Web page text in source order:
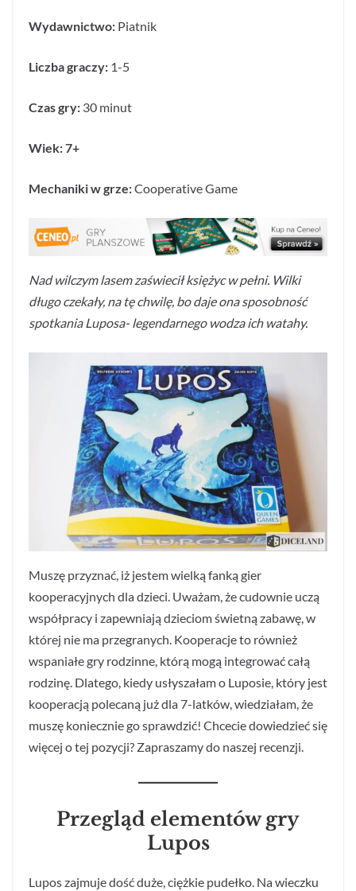
Wydawnictwo: Piatnik
Liczba graczy: 1-5
Czas gry: 30 minut
Wiek: 7+
Mechaniki w grze:Cooperative Game
Nad wilczym lasem zaświecił księżyc w pełni. Wilki
długo czekały, na tę chwilę, bo daje ona sposobność
spotkania Luposa- legendarnego wodza ich watahy.
Muszę przyznać, iż jestem wielką fanką gier
kooperacyjnych dla dzieci. Uważam, że cudownie uczą
współpracy i zapewniają dzieciom świetną zabawę, w
której nie ma przegranych. Kooperacje to również
wspaniałe gry rodzinne, którą mogą integrować całą
rodzinę. Dlatego, kiedy usłyszałam o Luposie, który jest
kooperacją polecaną już dla 7-latków, wiedziałam, że
muszę koniecznie go sprawdzić! Chcecie dowiedzieć się
więcej o tej pozycji? Zapraszamy do naszej recenzji.
Przegląd elementów gry
Lupos
Lupos zajmuje dość duże, ciężkie pudełko. Na wieczku